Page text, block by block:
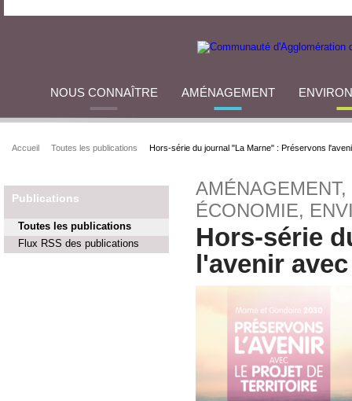
NOUS CONNAÎTRE AMÉNAGEMENT
Accueil Toutes les publications Hors-série du journal "La Marne" : Préservons
Publications
Toutes les publications
Flux RSS des publications
ÉCONOMIE,
Hors-série
l'avenir